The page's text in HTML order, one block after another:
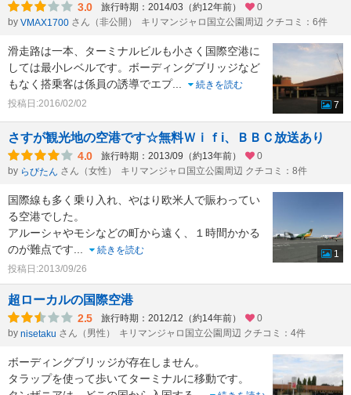
3.0 旅行時期：2014/03（約12年前）
0
by VMAX1700 さん（非公開） キリマンジャロ国立公園周辺 クチコミ：6件
滑走路は一本、ターミナルビルも小さく国際空港に
しては最小レベルです。ボーディングブリッジなど
もなく搭乗客は係員の誘導でエプ...
続きを読む
投稿日:2016/02/02
7
さすが観光地の空港です☆無料Ｗｉｆi、ＢＢＣ放送あり
4.0 旅行時期：2013/09（約13年前）
0
by らびたん さん（女性） キリマンジャロ国立公園周辺 クチコミ：8件
国際線も多く乗り入れ、やはり欧米人で賑わってい
る空港でした。
アルーシャやモシなどの町から遠く、１時間かかる
のが難点です
続きを読む
投稿日:2013/09/26
1
超ローカルの国際空港
2.5 旅行時期：2012/12（約14年前）
0
by nisetaku さん（男性） キリマンジャロ国立公園周辺 クチコミ：4件
ボーディングブリッジが存在しません。
タラップを使って歩いてターミナルに移動です。